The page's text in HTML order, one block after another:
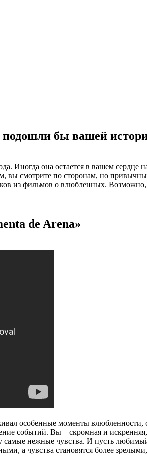
подошли бы вашей
она остается в вашем сердце
смотрите по сторонам, но
из фильмов о влюбленных.
de Arena»
особенные моменты
событий. Вы – скромная и
самые нежные чувства. И пусть
а чувства становятся более